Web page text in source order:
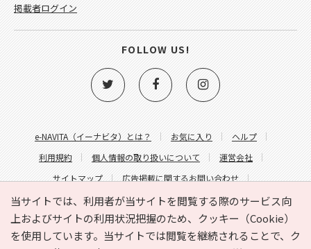
当サイトでは、利用者が当サイトを閲覧する際のサービス向
上およびサイトの利用状況把握のため、クッキー（Cookie）
を使用しています。当サイトでは閲覧を継続されることで、ク
e-NAVITA（イーナビタ）とは？ お気に入り
ヘルプ
利用規約
個人情報の取り扱いについて
運営会社
サイトマップ
広告掲載に関するお問い合わせ
サイトの内容に関するお問い合わせ
掲載者ログイン
FOLLOW US!